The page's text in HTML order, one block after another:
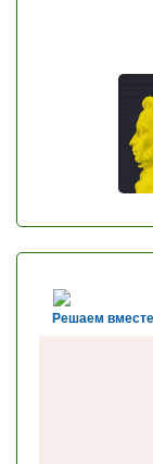
Решаем вместе